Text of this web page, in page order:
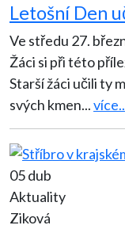
Letošní Den
Ve středu 27.
Žáci si při této
Starší žáci učili ty
svých kmen...více..
05 dub
Aktuality
Ziková